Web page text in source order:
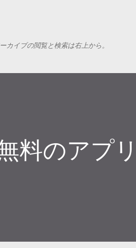
イブの閲覧と検索は右上から。
料のアプ